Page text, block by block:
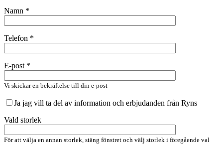
Namn *
Telefon *
E-post *
Vi skickar en bekräftelse till din e-post
Ja jag vill ta del av information och erbjudanden från Ryns
Vald storlek
För att välja en annan storlek, stäng fönstret och välj storlek i föregående val